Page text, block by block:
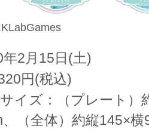
年2月15日(土)
円(税込)
イズ：（プレート）
、（全体）約縦145×